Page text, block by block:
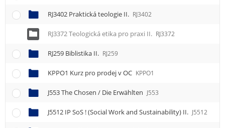
RJ3402 Praktická teologie II. RJ3402
RJ3372 Teologická etika pro praxi II. RJ3372
RJ259 Biblistika II. RJ259
KPPO1 Kurz pro prodej v OC KPPO1
J553 The Chosen / Die Erwählten J553
J5512 IP SoS ! (Social Work and Sustainability) II. J5512